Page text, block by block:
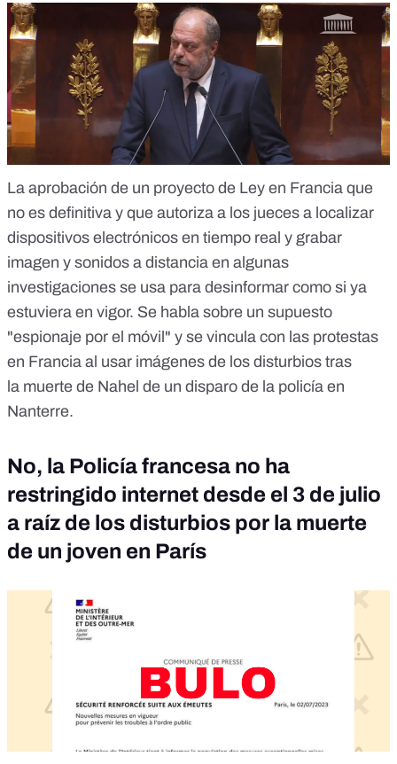
La aprobación de un proyecto de Ley en Francia que
no es definitiva y que autoriza a los jueces a localizar
dispositivos electrónicos en tiempo real y grabar
imagen y sonidos a distancia en algunas
investigaciones se usa para desinformar como si ya
estuviera en vigor. Se habla sobre un supuesto
"espionaje por el móvil" y se vincula con las protestas
en Francia al usar imágenes de los disturbios tras
la muerte de Nahel de un disparo de la policía en
Nanterre.
No, la Policía francesa no ha
restringido internet desde el 3 de julio
a raíz de los disturbios por la muerte
de un joven en París